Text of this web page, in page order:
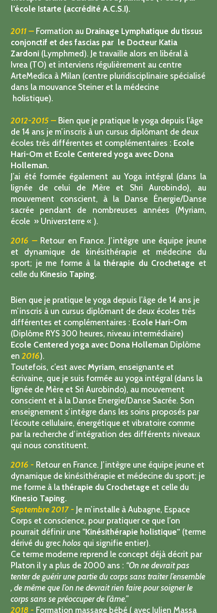
thérapie Cranio-Sacrale Biodynamique (TCSB) par
2011 –Formation auDrainage Lymphatique du tissus
conjonctif et des fascias par le Docteur Katia
Zardoni(Lymphmed). Je travaille alors en libéral à
Ivrea (TO) et interviens régulièrement au centre
ArteMedica à Milan (centre pluridisciplinaire spécialisé
dans la mouvance Steiner et la médecine
2012-2015 –Bien que je pratique le yoga depuis l’âge
de 14 ans je m’inscris à un cursus diplômant de deux
écoles très différentes et complémentaires :
Hari-Omet
Holleman.
J’ai été formée également au Yoga intégral (dans la
lignée de celui de Mère et Shri Aurobindo), au
mouvement conscient, à la Danse Énergie/Danse
sacrée pendant de nombreuses années (Myriam,
2016 –Retour en France. J’intègre une équipe jeune
et dynamique de kinésithérapie et médecine du
sport; je me forme à la
Bien que je pratique le yoga depuis l’âge de 14 ans je
m’inscris à un cursus diplômant de deux écoles très
différentes et complémentaires : Ecole Hari-Om
(Diplôme RYS 300 heures, niveau intermédiaire)
Ecole Centered yoga avec Dona Holleman
en2016).
Toutefois, c’est avec Myriam, enseignante et
écrivaine, que je suis formée au yoga intégral (dans la
lignée de Mère et Sri Aurobindo), au mouvement
conscient et à la Danse Energie/Danse Sacrée. Son
enseignement s’intègre dans les soins proposés par
l’écoute cellulaire, énergétique et vibratoire comme
par la recherche d’intégration des différents niveaux
2016 -Retour en France. J’intègre une équipe jeune et
dynamique de kinésithérapie et médecine du sport; je
me forme à lathérapie du Crochetage
Kinesio Taping.
Septembre 2017 -Je m’installe à Aubagne, Espace
Corps et conscience, pour pratiquer ce que l’on
pourrait définir une “Kinésithérapie holistique”
dérivé du grecholosqui signifie entier).
Ce terme moderne reprend le concept déjà décrit par
Platon il y a plus de 2000 ans :“On ne devrait pas
tenter de guérir une partie du corps sans traiter l’ensemble
, de même que l’on ne devrait rien faire pour soigner le
corps sans se préoccuper de l’âme.”